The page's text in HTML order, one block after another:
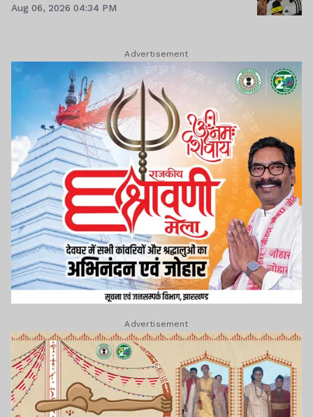
Aug 06, 2026 04:34 PM
Advertisement
Advertisement